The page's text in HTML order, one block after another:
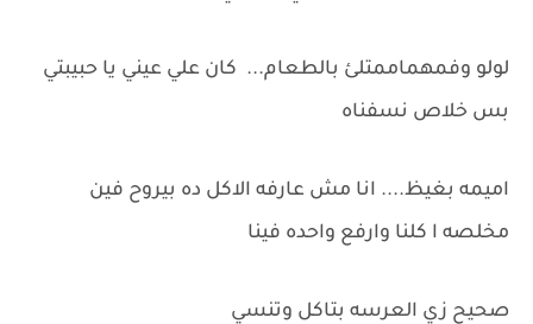
لولو وفمهماممتلئ بالطعام... كان علي عيني يا حبيبتي
بس خلاص نسفناه
اميمه بغيظ.... انا مش عارفه الاكل ده بيروح فين
مخلصه ا كلنا وارفع واحده فينا
صحيح زي العرسه بتاكل وتنسي